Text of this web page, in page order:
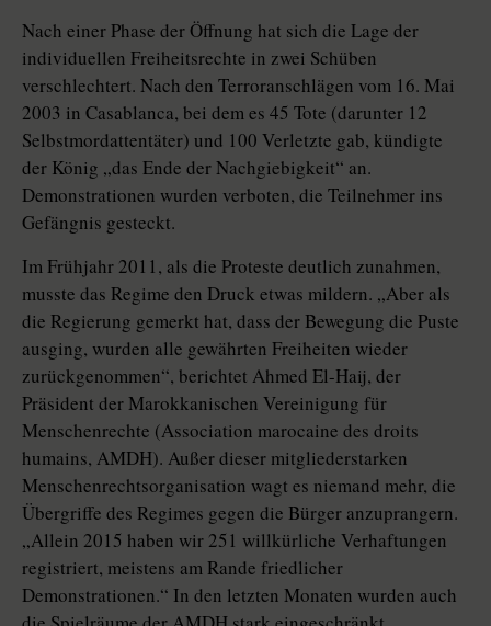
Nach einer Phase der Öffnung hat sich die Lage der
individuellen Freiheitsrechte in zwei Schüben
verschlechtert. Nach den Terroranschlägen vom 16. Mai
2003 in Casablanca, bei dem es 45 Tote (darunter 12
Selbstmordattentäter) und 100 Verletzte gab, kündigte
der König „das Ende der Nachgiebigkeit“ an.
Demonstrationen wurden ver­boten, die Teilnehmer ins
Gefängnis gesteckt.
Im Frühjahr 2011, als die Proteste deutlich zunahmen,
musste das Regime den Druck etwas mildern. „Aber als
die Regierung gemerkt hat, dass der Bewegung die Puste
ausging, wurden alle gewährten Freiheiten wieder
zurückgenommen“, berichtet Ahmed El-Haij, der
Präsident der Marokkanischen Vereinigung für
Menschenrechte (Association marocaine des droits
humains, AMDH). Außer dieser mitgliederstarken
Menschenrechtsorganisation wagt es niemand mehr, die
Übergriffe des Regimes gegen die Bürger anzuprangern.
„Allein 2015 haben wir 251 willkürliche Verhaftungen
registriert, meistens am Rande friedlicher
Demonstrationen.“ In den letzten Monaten wurden auch